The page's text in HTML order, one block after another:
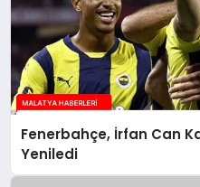
Fenerbahçe, İrfan Can
Yeniledi